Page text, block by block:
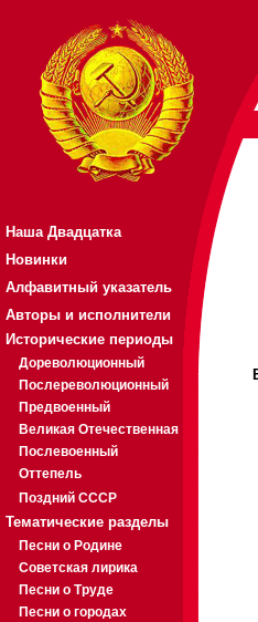
Наша Двадцатка
Новинки
Алфавитный указатель
Авторы и исполнители
Исторические периоды
Дореволюционный
Послереволюционный
Предвоенный
Великая Отечественная
Послевоенный
Оттепель
Поздний СССР
Тематические разделы
Песни о Родине
Советская лирика
Песни о Труде
Песни о городах